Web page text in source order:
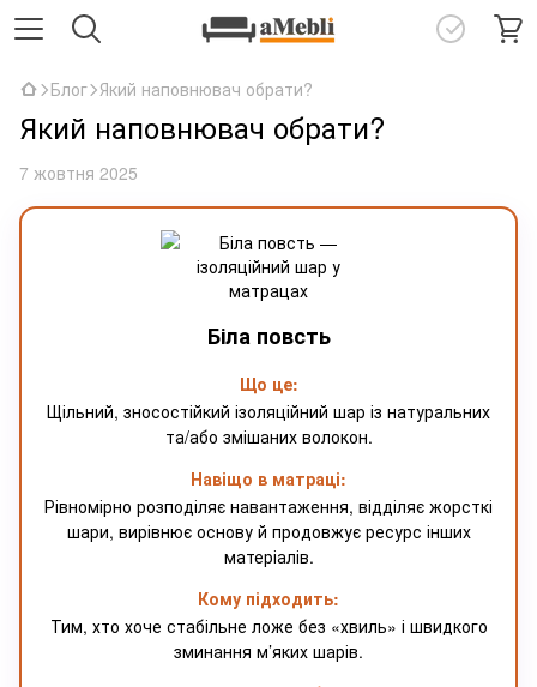
Блог Який наповнювач обрати?
Який наповнювач обрати?
7 жовтня 2025
Біла повсть
Що це:
Щільний, зносостійкий ізоляційний шар із натуральних
та/або змішаних волокон.
Навіщо в матраці:
Рівномірно розподіляє навантаження, відділяє жорсткі
шари, вирівнює основу й продовжує ресурс інших
матеріалів.
Кому підходить:
Тим, хто хоче стабільне ложе без «хвиль» і швидкого
зминання м’яких шарів.